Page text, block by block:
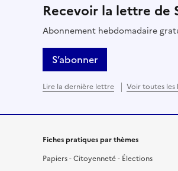
Recevoir la lettre de
Abonnement hebdomadaire
S’abonner
Lire la dernière lettre Voir toutes les
Fiches pratiques par thèmes
Papiers - Citoyenneté - Élections